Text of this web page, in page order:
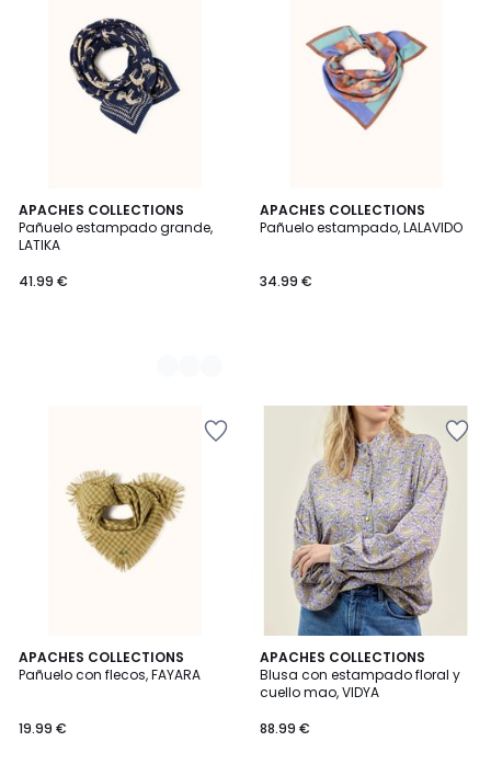
APACHES COLLECTIONS
Pañuelo estampado grande,
LATIKA
41.99 €
2
Colores
APACHES COLLECTIONS
Pañuelo estampado, LALAVIDO
34.99 €
APACHES COLLECTIONS
Pañuelo con flecos, FAYARA
19.99 €
APACHES COLLECTIONS
Blusa con estampado floral y
cuello mao, VIDYA
88.99 €